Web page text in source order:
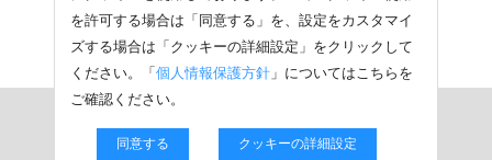
を許可する場合は「同意する」を、設定をカスタマイ
ズする場合は「クッキーの詳細設定」をクリックして
ください。「個人情報保護方針 」についてはこちらを
ご確認ください。
同意する クッキーの詳細設定